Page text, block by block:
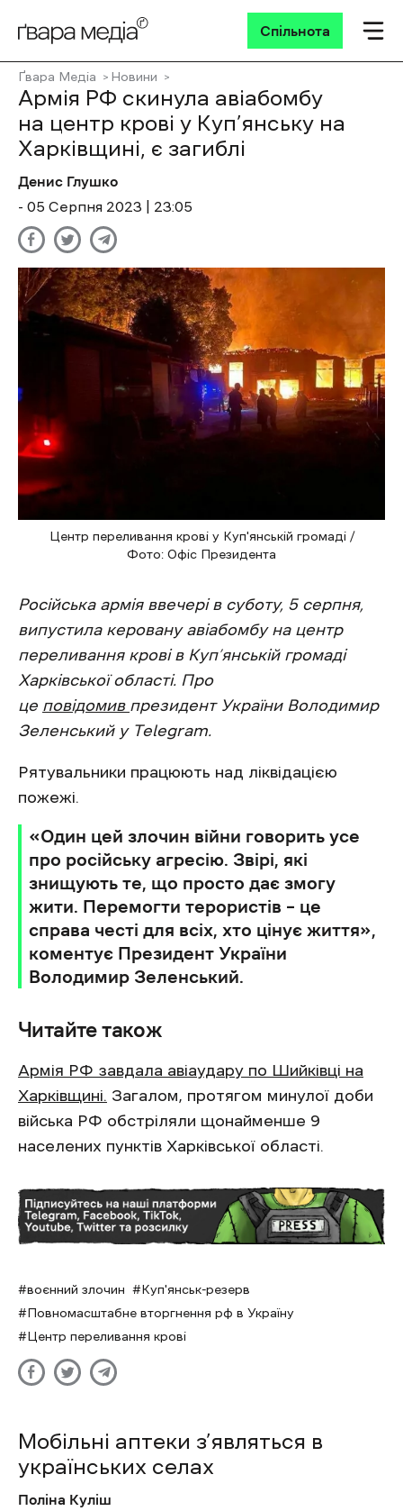
Спільнота
Ґвара Медіа Новини
Армія РФ скинула авіабомбу
на центр крові у Куп’янську на
Харківщині, є загиблі
Денис Глушко
- 05 Cерпня 2023 | 23:05
Центр переливання крові у Куп'янській громаді /
Фото: Офіс Президента
Російська армія ввечері в суботу, 5 серпня,
випустила керовану авіабомбу на центр
переливання крові в Куп’янській громаді
Харківської області. Про
це повідомив президент України Володимир
Зеленський у Telegram.
Рятувальники працюють над ліквідацією
пожежі.
«Один цей злочин війни говорить усе
про російську агресію. Звірі, які
знищують те, що просто дає змогу
жити. Перемогти терористів – це
справа честі для всіх, хто цінує життя»,
коментує Президент України
Володимир Зеленський.
Читайте також
Армія РФ завдала авіаудару по Шийківці на
Харківщині. Загалом, протягом минулої доби
війська РФ обстріляли щонайменше 9
населених пунктів Харківської області.
воєнний злочин
Куп'янськ-резерв
Повномасштабне вторгнення рф в Україну
Центр переливання крові
Мобільні аптеки з’являться в
українських селах
Поліна Куліш